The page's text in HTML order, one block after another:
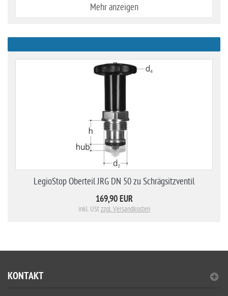
Mehr anzeigen
LegioStop Oberteil JRG DN 50 zu Schrägsitzventil
169,90 EUR
inkl. UStzzgl. Versandkosten
KONTAKT